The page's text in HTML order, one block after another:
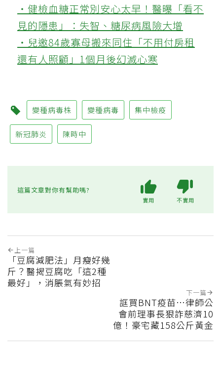
‧健檢血糖正常別安心太早！醫曝「看不
見的隱患」：失智、糖尿病風險大增
‧兒邀84歲寡母搬來同住「不用付房租
還有人照顧」1個月後幻滅心寒
變種病毒株 變種病毒 集中檢疫
新冠肺炎 陳時中
這篇文章對你有幫助嗎?
實用 不實用
上一篇
「豆腐減肥法」月瘦好幾
斤？醫揭豆腐吃「這2種
最好」，消脹氣有妙招
下一篇
誆買BNT疫苗…律師公
會前理事長狠詐慈濟10
億！豪宅藏158公斤黃金